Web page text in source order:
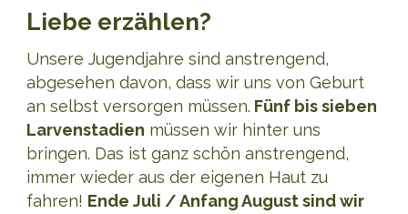
Liebe erzählen?
Unsere Jugendjahre sind anstrengend,
abgesehen davon, dass wir uns von Geburt
an selbst versorgen müssen. Fünf bis sieben
Larvenstadien müssen wir hinter uns
bringen. Das ist ganz schön anstrengend,
immer wieder aus der eigenen Haut zu
fahren! Ende Juli / Anfang August sind wir